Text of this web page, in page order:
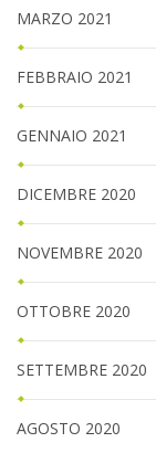
MARZO 2021
FEBBRAIO 2021
GENNAIO 2021
DICEMBRE 2020
NOVEMBRE 2020
OTTOBRE 2020
SETTEMBRE 2020
AGOSTO 2020